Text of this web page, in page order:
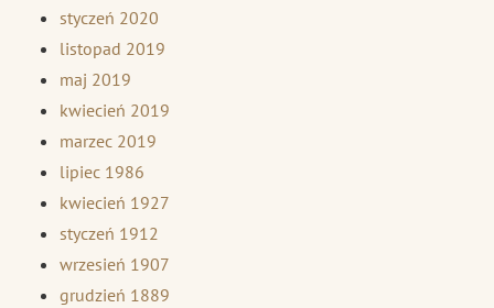
styczeń 2020
listopad 2019
maj 2019
kwiecień 2019
marzec 2019
lipiec 1986
kwiecień 1927
styczeń 1912
wrzesień 1907
grudzień 1889